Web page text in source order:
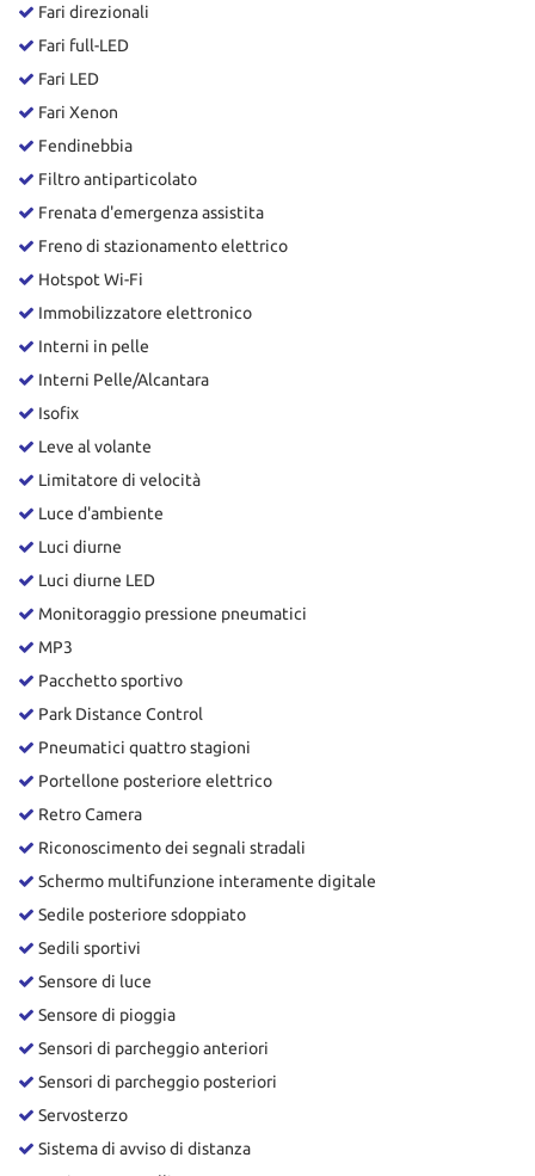
Fari direzionali
Fari full-LED
Fari LED
Fari Xenon
Fendinebbia
Filtro antiparticolato
Frenata d'emergenza assistita
Freno di stazionamento elettrico
Hotspot Wi-Fi
Immobilizzatore elettronico
Interni in pelle
Interni Pelle/Alcantara
Isofix
Leve al volante
Limitatore di velocità
Luce d'ambiente
Luci diurne
Luci diurne LED
Monitoraggio pressione pneumatici
MP3
Pacchetto sportivo
Park Distance Control
Pneumatici quattro stagioni
Portellone posteriore elettrico
Retro Camera
Riconoscimento dei segnali stradali
Schermo multifunzione interamente digitale
Sedile posteriore sdoppiato
Sedili sportivi
Sensore di luce
Sensore di pioggia
Sensori di parcheggio anteriori
Sensori di parcheggio posteriori
Servosterzo
Sistema di avviso di distanza